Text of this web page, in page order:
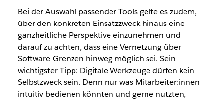
Bei der Auswahl passender Tools gelte es zudem,
über den konkreten Einsatzzweck hinaus eine
ganzheitliche Perspektive einzunehmen und
darauf zu achten, dass eine Vernetzung über
Software-Grenzen hinweg möglich sei. Sein
wichtigster Tipp: Digitale Werkzeuge dürfen kein
Selbstzweck sein. Denn nur was Mitarbeiter:innen
intuitiv bedienen könnten und gerne nutzten,